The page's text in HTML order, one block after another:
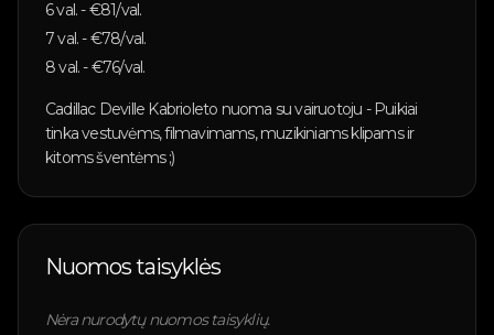
6val. - €81/val.
7val. - €78/val.
8val. - €76/val.
Cadillac Deville Kabrioleto nuoma su vairuotoju - Puikiai
tinka vestuvėms, filmavimams, muzikiniams klipams ir
kitoms šventėms ;)
Nuomos taisyklės
Nėra nurodytų nuomos taisyklių.